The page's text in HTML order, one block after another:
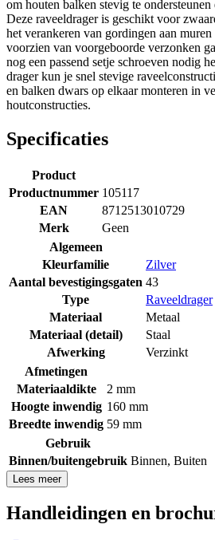
om houten balken stevig te
Deze raveeldrager is geschikt voor
het verankeren van gordingen aan
voorzien van voorgeboorde verzonken
nog een passend setje schroeven nodig
drager kun je snel stevige
en balken dwars op elkaar monteren in
houtconstructies.
Specificaties
Product
Productnummer 105117
EAN
8712513010729
Merk
Geen
Algemeen
Kleurfamilie
Zilver
Aantal bevestigingsgaten 43
Type
Raveeldrager
Materiaal
Metaal
Materiaal (detail)
Staal
Afwerking
Verzinkt
Afmetingen
Materiaaldikte
2 mm
Hoogte inwendig 160 mm
Breedte inwendig 59 mm
Gebruik
Binnen/buitengebruik Binnen, Buiten
Lees meer
Handleidingen en